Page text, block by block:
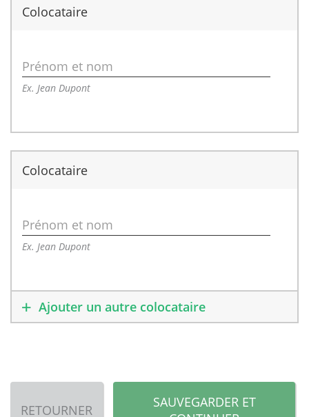
Colocataire
Prénom et nom
Ex. Jean Dupont
Colocataire
Prénom et nom
Ex. Jean Dupont
Ajouter un autre colocataire
RETOURNER
SAUVEGARDER ET